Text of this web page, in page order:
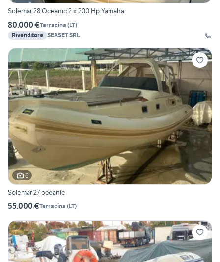
Solemar 28 Oceanic 2 x 200 Hp Yamaha
80.000 €Terracina (LT)
Rivenditore SEASET SRL
6
Solemar 27 oceanic
55.000 €Terracina (LT)